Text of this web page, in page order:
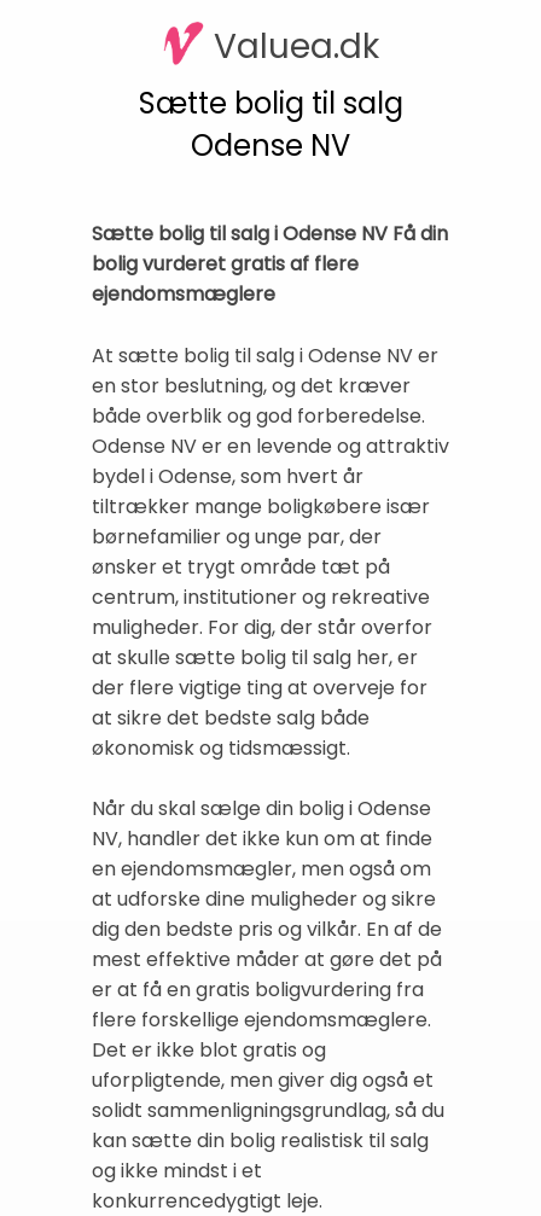
Valuea.dk
Sætte bolig til salg
Odense NV
Sætte bolig til salg i Odense NV Få din
bolig vurderet gratis af flere
ejendomsmæglere
At sætte bolig til salg i Odense NV er
en stor beslutning, og det kræver
både overblik og god forberedelse.
Odense NV er en levende og attraktiv
bydel i Odense, som hvert år
tiltrækker mange boligkøbere især
børnefamilier og unge par, der
ønsker et trygt område tæt på
centrum, institutioner og rekreative
muligheder. For dig, der står overfor
at skulle sætte bolig til salg her, er
der flere vigtige ting at overveje for
at sikre det bedste salg både
økonomisk og tidsmæssigt.
Når du skal sælge din bolig i Odense
NV, handler det ikke kun om at finde
en ejendomsmægler, men også om
at udforske dine muligheder og sikre
dig den bedste pris og vilkår. En af de
mest effektive måder at gøre det på
er at få en gratis boligvurdering fra
flere forskellige ejendomsmæglere.
Det er ikke blot gratis og
uforpligtende, men giver dig også et
solidt sammenligningsgrundlag, så du
kan sætte din bolig realistisk til salg
og ikke mindst i et
konkurrencedygtigt leje.